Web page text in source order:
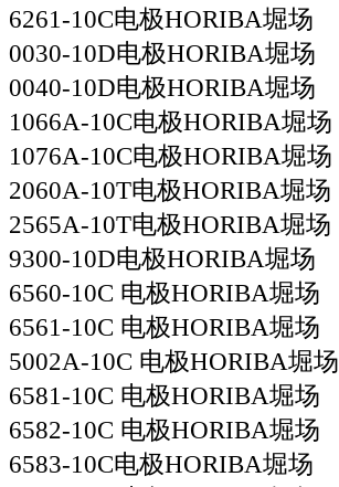
6261-10C电极HORIBA堀场
0030-10D电极HORIBA堀场
0040-10D电极HORIBA堀场
1066A-10C电极HORIBA堀场
1076A-10C电极HORIBA堀场
2060A-10T电极HORIBA堀场
2565A-10T电极HORIBA堀场
9300-10D电极HORIBA堀场
6560-10C 电极HORIBA堀场
6561-10C 电极HORIBA堀场
5002A-10C 电极HORIBA堀场
6581-10C 电极HORIBA堀场
6582-10C 电极HORIBA堀场
6583-10C电极HORIBA堀场